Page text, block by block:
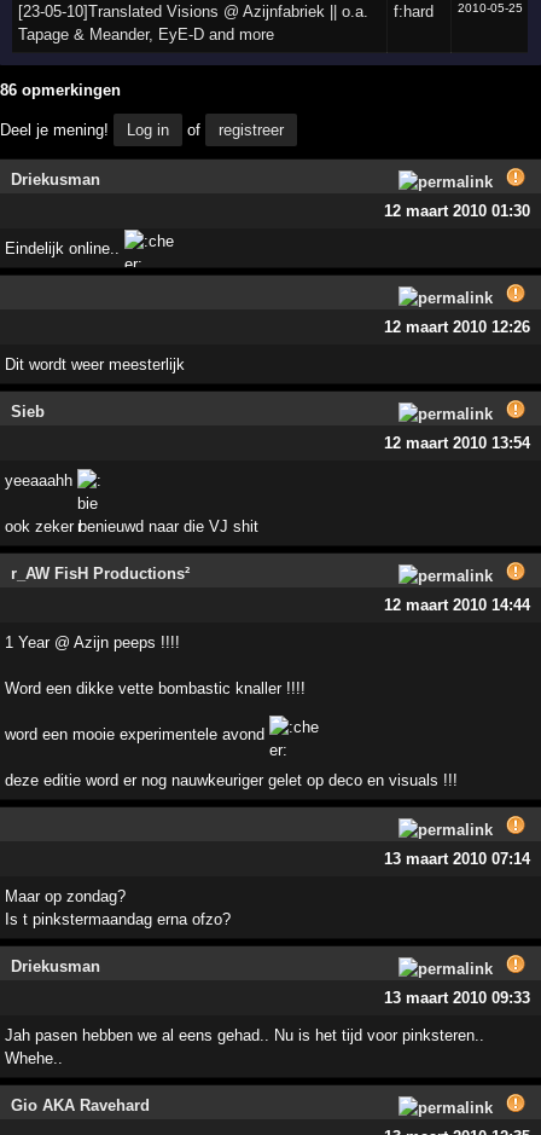
[23-05-10]Translated Visions @ Azijnfabriek || o.a.
Tapage & Meander, EyE-D and more
f:hard 2010-05-25
86 opmerkingen
Deel je mening! Log in of registreer
Driekusman
12 maart 2010 01:30
Eindelijk online..
12 maart 2010 12:26
Dit wordt weer meesterlijk
Sieb
12 maart 2010 13:54
yeeaaahh
ook zeker benieuwd naar die VJ shit
r_AW FisH Productions²
12 maart 2010 14:44
1 Year @ Azijn peeps !!!!
Word een dikke vette bombastic knaller !!!!
word een mooie experimentele avond
deze editie word er nog nauwkeuriger gelet op deco en visuals !!!
13 maart 2010 07:14
Maar op zondag?
Is t pinkstermaandag erna ofzo?
Driekusman
13 maart 2010 09:33
Jah pasen hebben we al eens gehad.. Nu is het tijd voor pinksteren..
Whehe..
Gio AKA Ravehard